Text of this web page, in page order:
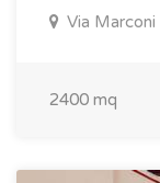
Via Marconi
2400 mq